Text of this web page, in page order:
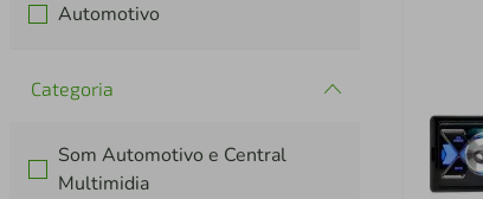
Automotivo
Categoria
Som Automotivo e Central
Multimidia